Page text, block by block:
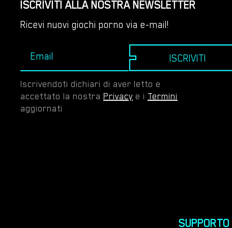
ISCRIVITI ALLA NOSTRA NEWSLETTER
Ricevi nuovi giochi porno via e-mail!
ISCRIVITI
Iscrivendoti dichiari di aver letto e
accettato la nostra Privacy e i Termini
aggiornati
SUPPORTO